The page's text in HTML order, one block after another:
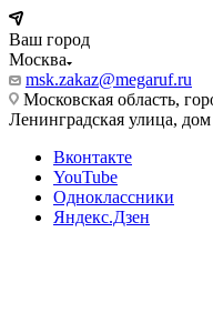
Ваш город
Москва
msk.zakaz@megaruf.ru
Московская область,
Ленинградская улица, дом
Вконтакте
YouTube
Одноклассники
Яндекс.Дзен